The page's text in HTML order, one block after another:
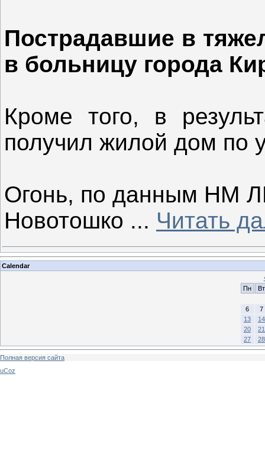
Пострадавшие в
в больницу города
Кроме того, в
получил жилой дом по
Огонь, по данным НМ
Новотошко ... Читать
Calendar
Пн
Вт
6
7
13
14
20
21
27
28
Полная версия сайта
uCoz